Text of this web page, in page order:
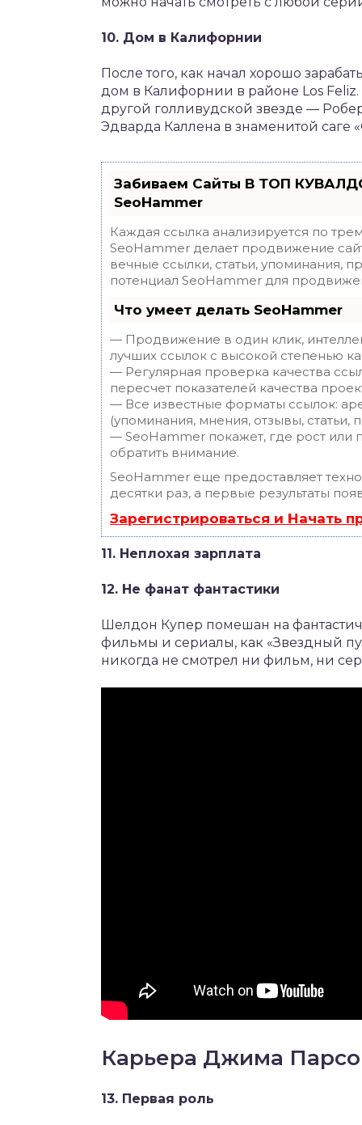
10. Дом в Калифорнии
После того, как начал хорошо
дом в Калифорнии в районе Los
другой голливудской звезде —
Эдварда Каллена в знаменитой саге
Забиваем Сайты В ТОП
SeoHammer
Каждая ссылка анализируется по
SeoHammer делает продвижение
вечные ссылки, статьи, упоминания,
потенциал SeoHammer для
Что умеет делать SeoHammer
— Продвижение в один клик,
лучших ссылок с высокой степенью
— Регулярная проверка качества
пересчет показателей качества
— Все известные форматы ссылок:
(упоминания, мнения, отзывы, статьи,
— SeoHammer покажет, где рост или
обратить внимание.
SeoHammer еще предоставляет
десятки раз, а первые результаты
Зарегистрироваться и Начать
11. Неплохая зарплата
12. Не фанат фантастики
Шелдон Купер помешан на
фильмы и сериалы, как «Звездный
никогда не смотрел ни фильм, ни
Карьера Джима
13. Первая роль